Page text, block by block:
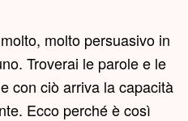
molto persuasivo in
Troverai le parole e le
con ciò arriva la capacità
Ecco perché è così